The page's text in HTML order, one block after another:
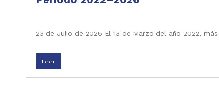
23 de Julio de 2026 El 13 de Marzo del año 2022,
Leer